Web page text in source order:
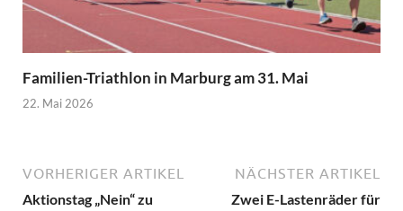
Familien-Triathlon in Marburg am 31. Mai
22. Mai 2026
VORHERIGER ARTIKEL
Aktionstag „Nein“ zu
NÄCHSTER ARTIKEL
Zwei E-Lastenräder für